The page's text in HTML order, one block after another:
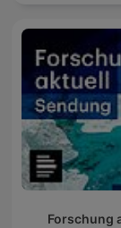
Forschung